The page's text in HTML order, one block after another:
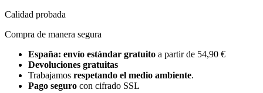
Calidad probada
Compra de manera segura
España: envío estándar gratuito a partir de 54,90 €
Devoluciones gratuitas
Trabajamos respetando el medio ambiente.
Pago seguro con cifrado SSL